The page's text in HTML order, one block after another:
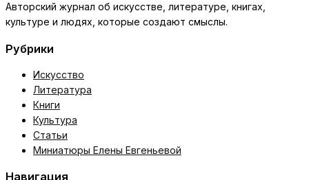
Авторский журнал об искусстве, литературе, книгах,
культуре и людях, которые создают смыслы.
Рубрики
Искусство
Литература
Книги
Культура
Статьи
Миниатюры Елены Евгеньевой
Навигация